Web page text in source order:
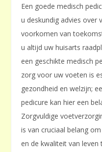
Een goede medisch
u deskundig advies over
voorkomen van
u altijd uw huisarts
een geschikte medisch
zorg voor uw voeten is
gezondheid en welzijn;
pedicure kan hier een
Zorgvuldige
is van cruciaal belang
en de kwaliteit van